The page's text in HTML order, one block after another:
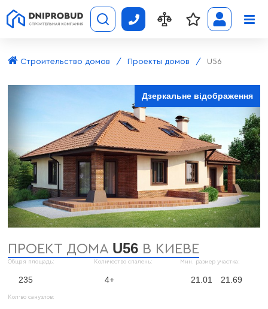
Строительство домов Проекты домов U56
Дзеркальне відображення
ПРОЕКТ ДОМА U56 В КИЕВЕ
Общая площадь:
235
Количество спалень:
4+
Мин. размер участка:
21.01 21.69
Кол-во санузлов: